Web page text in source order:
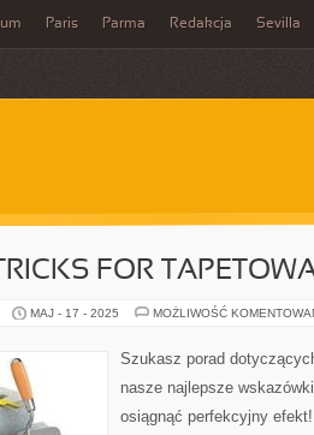
Paris Parma Redakcja Sevilla
FOR
MAJ - 17 - 2025 MOŻLIWOŚĆ
Szukasz porad
nasze najlepsze
osiągnąć perfekcyjny